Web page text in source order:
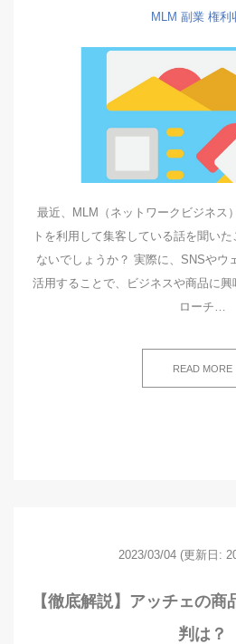
MLM 副業 権利
最近、MLM（ネットワークビジネス
トを利用して集客している話を聞い
ないでしょうか？ 実際に、SNSやウ
活用することで、ビジネスや商品に
ローチ…
READ MORE
2023/03/04 (更新日:
【徹底解説】アッチェの
判は？